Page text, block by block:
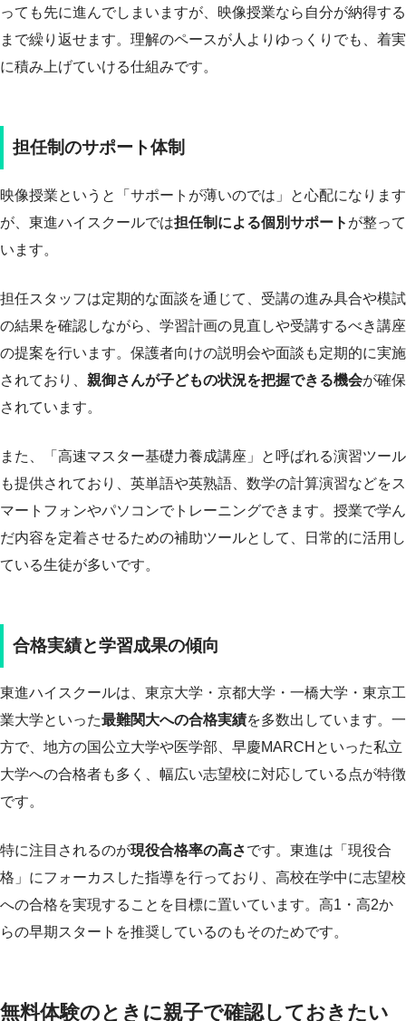
っても先に進んでしまいますが、映像授業なら自分が納得する
まで繰り返せます。理解のペースが人よりゆっくりでも、着実
に積み上げていける仕組みです。
担任制のサポート体制
映像授業というと「サポートが薄いのでは」と心配になります
が、東進ハイスクールでは担任制による個別サポート が整って
います。
担任スタッフは定期的な面談を通じて、受講の進み具合や模試
の結果を確認しながら、学習計画の見直しや受講するべき講座
の提案を行います。保護者向けの説明会や面談も定期的に実施
されており、 親御さんが子どもの状況を把握できる機会が確保
されています。
また、「高速マスター基礎力養成講座」と呼ばれる演習ツール
も提供されており、英単語や英熟語、数学の計算演習などをス
マートフォンやパソコンでトレーニングできます。授業で学ん
だ内容を定着させるための補助ツールとして、日常的に活用し
ている生徒が多いです。
合格実績と学習成果の傾向
東進ハイスクールは、東京大学・京都大学・一橋大学・東京工
業大学といった最難関大への合格実績を多数出しています。一
方で、地方の国公立大学や医学部、早慶MARCHといった私立
大学への合格者も多く、幅広い志望校に対応している点が特徴
です。
特に注目されるのが現役合格率の高さです。東進は「現役合
格」にフォーカスした指導を行っており、高校在学中に志望校
への合格を実現することを目標に置いています。高1・高2か
らの早期スタートを推奨しているのもそのためです。
無料体験のときに親子で確認しておきたい